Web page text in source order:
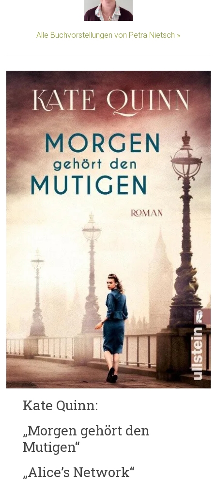
Alle Buchvorstellungen von Petra Nietsch »
Kate Quinn:
„Morgen gehört den
Mutigen“
„Alice’s Network“